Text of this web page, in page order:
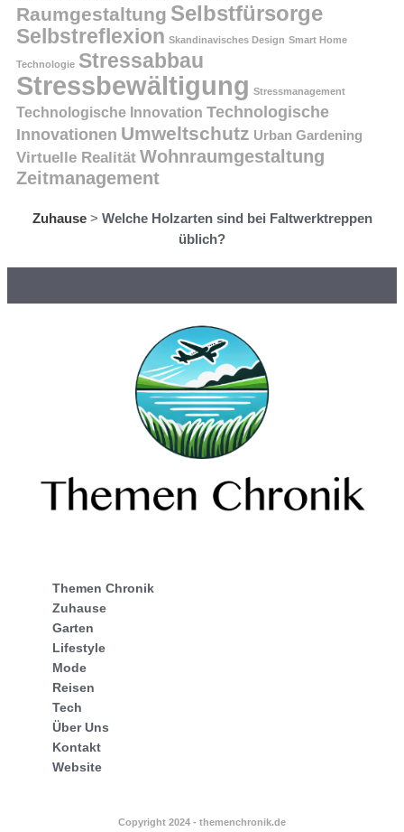
Raumgestaltung Selbstfürsorge
Selbstreflexion Skandinavisches Design Smart Home
Technologie Stressabbau
Stressbewältigung Stressmanagement
Technologische Innovation Technologische
Innovationen Umweltschutz Urban Gardening
Virtuelle Realität Wohnraumgestaltung
Zeitmanagement
Zuhause> Welche Holzarten sind bei Faltwerktreppen
üblich?
Themen Chronik
Zuhause
Garten
Lifestyle
Mode
Reisen
Tech
Über Uns
Kontakt
Website
Copyright 2024 - themenchronik.de